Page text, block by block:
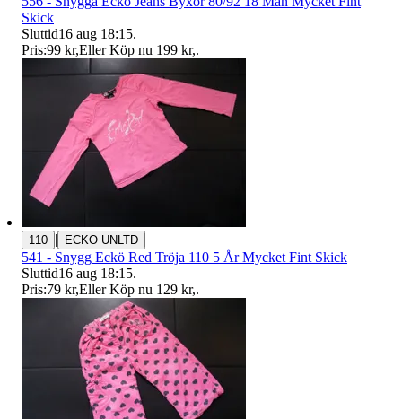
Skick
Sluttid16 aug 18:15.
Pris:99 kr,Eller Köp nu 199 kr,.
110 | ECKO UNLTD
541 - Snygg Eckö Red Tröja 110 5 År Mycket Fint Skick
Sluttid16 aug 18:15.
Pris:79 kr,Eller Köp nu 129 kr,.